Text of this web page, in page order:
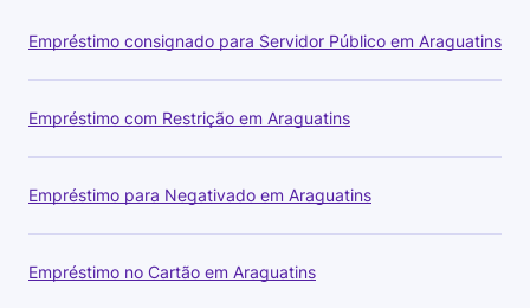
Empréstimo consignado para Servidor Público em Araguatins
Empréstimo com Restrição em Araguatins
Empréstimo para Negativado em Araguatins
Empréstimo no Cartão em Araguatins